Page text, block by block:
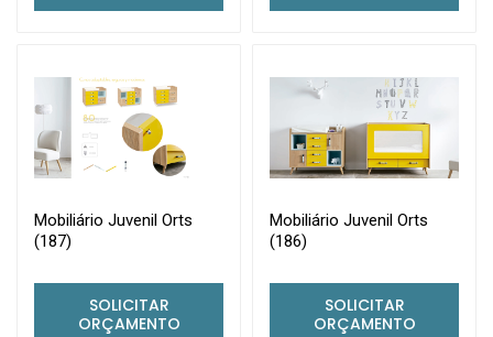
Mobiliário Juvenil Orts
(187)
SOLICITAR
ORÇAMENTO
Mobiliário Juvenil Orts
(186)
SOLICITAR
ORÇAMENTO